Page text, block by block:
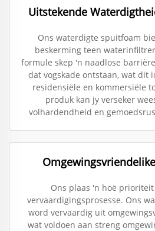
Uitstekende
Ons waterdigte spuitfoam
beskerming teen
formule skep 'n naadlose
dat vogskade ontstaan, wat dit
residensiële en kommersiële
produk kan jy verseker
volhardendheid en
Ons plaas 'n hoë
vervaardigingsprosesse. Ons
word vervaardig uit
wat voldoen aan streng